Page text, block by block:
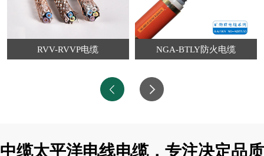
RVV-RVVP电缆 NGA-BTLY防火电缆
中缆太平洋电线电缆，专注决定品质